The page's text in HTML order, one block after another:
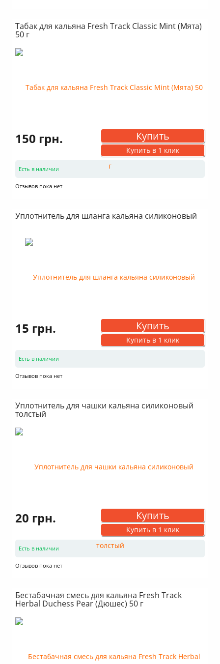
Табак для кальяна Fresh Track Classic Mint (Мята)
50 г
150 грн. Купить
Купить в 1 клик
Есть в наличии
Отзывов пока нет
Уплотнитель для шланга кальяна силиконовый
15 грн. Купить
Купить в 1 клик
Есть в наличии
Отзывов пока нет
Уплотнитель для чашки кальяна силиконовый
толстый
20 грн. Купить
Купить в 1 клик
Есть в наличии
Отзывов пока нет
Бестабачная смесь для кальяна Fresh Track
Herbal Duchess Pear (Дюшес) 50 г